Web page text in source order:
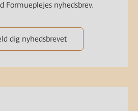
Formueplejes nyhedsbrev.
dig nyhedsbrevet